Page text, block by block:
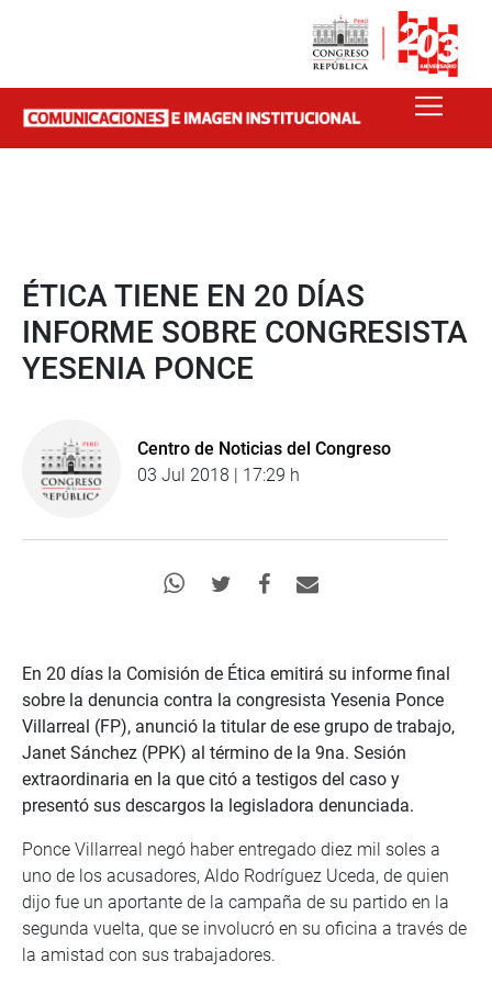
ÉTICA TIENE EN 20 DÍAS
INFORME SOBRE CONGRESISTA
YESENIA PONCE
Centro de Noticias del Congreso
03 Jul 2018 | 17:29 h
En 20 días la Comisión de Ética emitirá su informe final
sobre la denuncia contra la congresista Yesenia Ponce
Villarreal (FP), anunció la titular de ese grupo de trabajo,
Janet Sánchez (PPK) al término de la 9na. Sesión
extraordinaria en la que citó a testigos del caso y
presentó sus descargos la legisladora denunciada.
Ponce Villarreal negó haber entregado diez mil soles a
uno de los acusadores, Aldo Rodríguez Uceda, de quien
dijo fue un aportante de la campaña de su partido en la
segunda vuelta, que se involucró en su oficina a través de
la amistad con sus trabajadores.